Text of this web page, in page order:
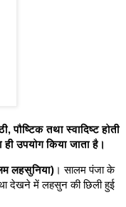
तथा स्वादिष्ट होती
उपयोग किया जाता है।
लहसुनिया)। सालम पंजा के
देखने में लहसुन की छिली हुई